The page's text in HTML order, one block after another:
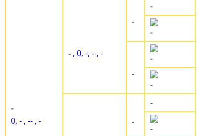
-
0, - , -- , -
- , 0, -, --, -
-
-
-
-
-
-
-
-
-